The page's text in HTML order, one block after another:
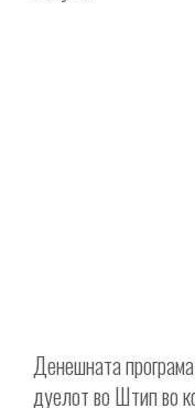
Денешната
дуелот во Штип во